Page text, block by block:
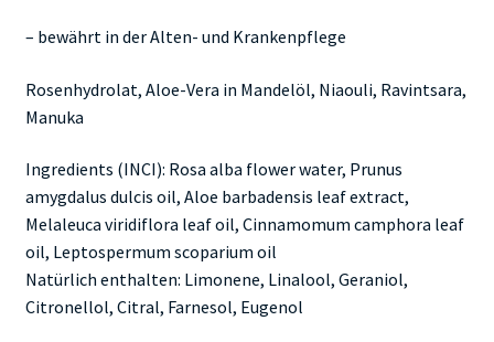
– bewährt in der Alten- und Krankenpflege
Rosenhydrolat, Aloe-Vera in Mandelöl, Niaouli, Ravintsara,
Manuka
Ingredients (INCI): Rosa alba flower water, Prunus
amygdalus dulcis oil, Aloe barbadensis leaf extract,
Melaleuca viridiflora leaf oil, Cinnamomum camphora leaf
oil, Leptospermum scoparium oil
Natürlich enthalten: Limonene, Linalool, Geraniol,
Citronellol, Citral, Farnesol, Eugenol